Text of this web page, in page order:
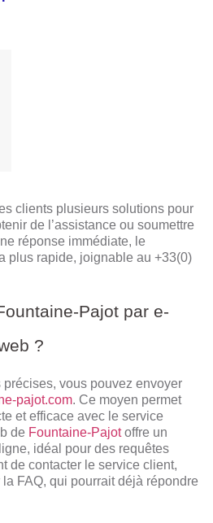
clients plusieurs solutions pour
de l’assistance ou soumettre
réponse immédiate, le
plus rapide, joignable au +33(0)
Pajot par e-
?
vous pouvez envoyer
pajot.com. Ce moyen permet
et efficace avec le service
de Fountaine-Pajotoffre un
idéal pour des requêtes
de contacter le service client,
FAQ, qui pourrait déjà répondre